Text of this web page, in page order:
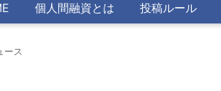
個人間融資とは 投稿ルール
ース